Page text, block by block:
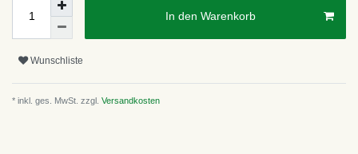
In den Warenkorb
Wunschliste
* inkl. ges. MwSt. zzgl. Versandkosten